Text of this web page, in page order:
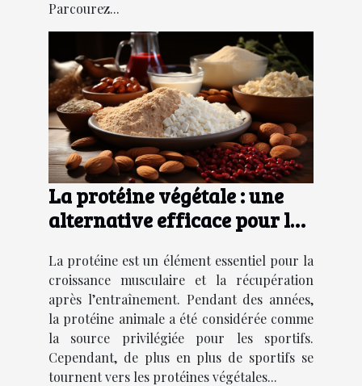
Parcourez...
La protéine végétale : une
alternative efficace pour les
La protéine est un élément essentiel pour la
croissance musculaire et la récupération
après l’entraînement. Pendant des années,
la protéine animale a été considérée comme
la source privilégiée pour les sportifs.
Cependant, de plus en plus de sportifs se
tournent vers les protéines végétales...